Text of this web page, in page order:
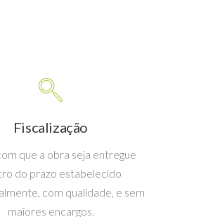
Fiscalização
que a obra seja entregue
do prazo estabelecido
com qualidade, e sem
maiores encargos.